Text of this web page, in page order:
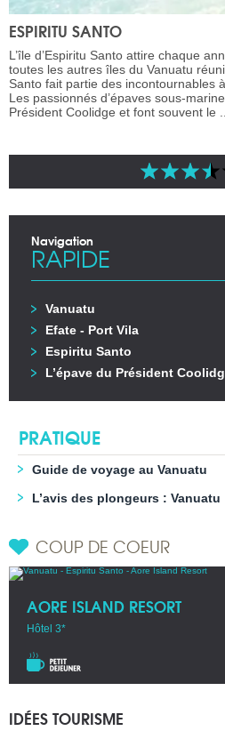
ESPIRITU SANTO
L’île d’Espiritu Santo attire chaque
toutes les autres îles du Vanuatu
Santo fait partie des incontournables
Les passionnés d’épaves sous-
Président Coolidge et font souvent le
Navigation
RAPIDE
Vanuatu
Efate - Port Vila
Espiritu Santo
L’épave du Président
PRATIQUE
Guide de voyage au Vanuatu
L’avis des plongeurs : Vanuatu
COUP DE COEUR
AORE ISLAND RESORT
Hôtel 3*
IDÉES TOURISME